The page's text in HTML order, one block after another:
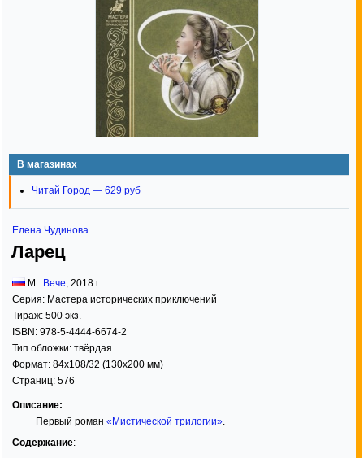
В магазинах
Читай Город — 629 руб
Елена Чудинова
Ларец
М.: Вече 2018 г.
Серия: Мастера исторических приключений
Тираж: 500 экз.
ISBN: 978-5-4444-6674-2
Тип обложки: твёрдая
Формат: 84x108/32 (130x200 мм)
Страниц: 576
Описание:
Первый роман «Мистической трилогии».
Содержание: